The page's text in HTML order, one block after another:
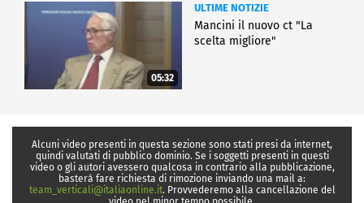
05:32
ULTIME NOTIZIE
Mancini il nuovo ct "La
scelta migliore"
Alcuni video presenti in questa sezione sono stati presi da internet,
quindi valutati di pubblico dominio. Se i soggetti presenti in questi
video o gli autori avessero qualcosa in contrario alla pubblicazione,
basterà fare richiesta di rimozione inviando una mail a:
team_verticali@italiaonline.it. Provvederemo alla cancellazione del